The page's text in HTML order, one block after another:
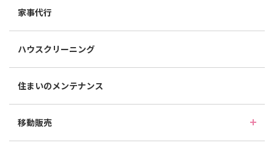
家事代行
ハウスクリーニング
住まいのメンテナンス
移動販売